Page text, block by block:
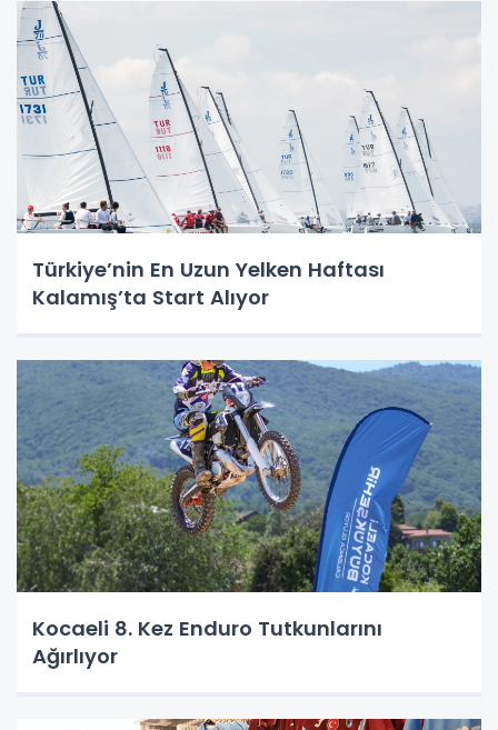
Türkiye’nin En Uzun Yelken Haftası
Kalamış’ta Start Alıyor
Kocaeli 8. Kez Enduro Tutkunlarını
Ağırlıyor